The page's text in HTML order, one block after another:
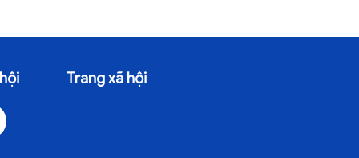
Trang xã hội